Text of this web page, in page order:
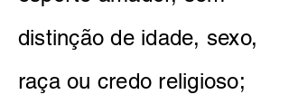
distinção de idade, sexo,
raça ou credo religioso;